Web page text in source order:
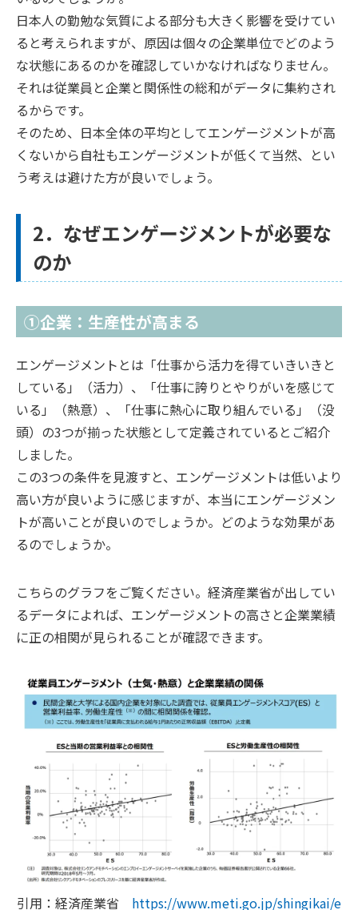
日本人の勤勉な気質による部分も大きく影響を受けてい
ると考えられますが、原因は個々の企業単位でどのよう
な状態にあるのかを確認していかなければなりません。
それは従業員と企業と関係性の総和がデータに集約され
るからです。
そのため、日本全体の平均としてエンゲージメントが高
くないから自社もエンゲージメントが低くて当然、とい
う考えは避けた方が良いでしょう。
2．なぜエンゲージメントが必要な
のか
①企業：生産性が高まる
エンゲージメントとは「仕事から活力を得ていきいきと
している」（活力）、「仕事に誇りとやりがいを感じて
いる」（熱意）、「仕事に熱心に取り組んでいる」（没
頭）の3つが揃った状態として定義されているとご紹介
しました。
この3つの条件を見渡すと、エンゲージメントは低いより
高い方が良いように感じますが、本当にエンゲージメン
トが高いことが良いのでしょうか。どのような効果があ
るのでしょうか。
こちらのグラフをご覧ください。経済産業省が出してい
るデータによれば、エンゲージメントの高さと企業業績
に正の相関が見られることが確認できます。
引用：経済産業省 https://www.meti.go.jp/shingikai/e